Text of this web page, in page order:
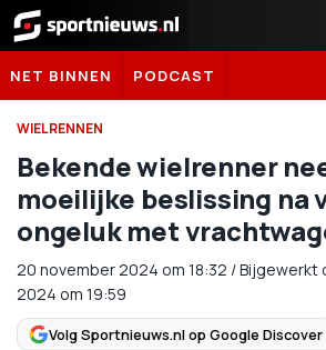
Sportnieuws.nl
NET BINNEN PODCAST
WIELRENNEN
Bekende wielrenner
moeilijke beslissing na
ongeluk met
20 november 2024 om 18:32 /Bijgewerkt
2024 om 19:59
Volg Sportnieuws.nl op Google Discover